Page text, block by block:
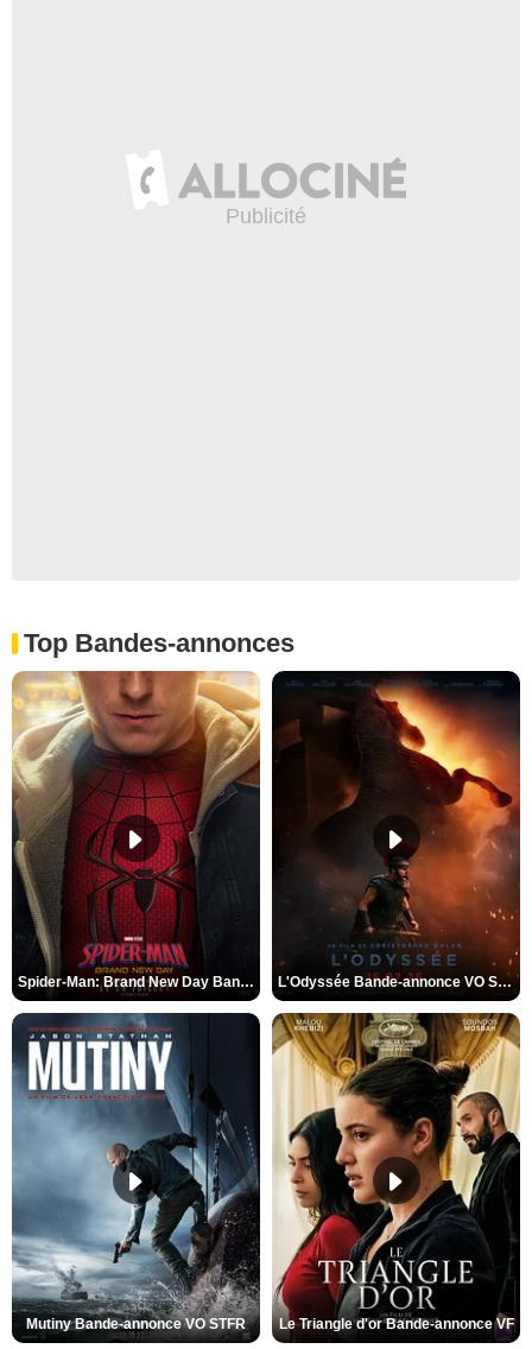
Top Bandes-annonces
Spider-Man: Brand New Day Bande-annonce VO STFR L'Odyssée Bande-annonce VO STFR
Mutiny Bande-annonce VO STFR Le Triangle d'or Bande-annonce VF